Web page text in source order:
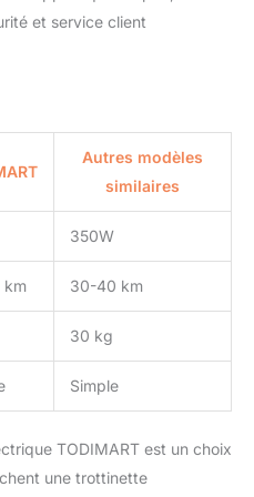
électriques X1
équipé de phares, de
afin d'assurer
sécurité sur la
10 Pouces】
haute qualité, il est
à l'usure et aux
et convient
conditions
La sculpture de
de roulement
spécialement conçue
offrir une excellente
mouillées. Ses
propriétés
et service client
Autres modèles
similaires
350W
km 30-40 km
30 kg
Simple
TODIMART est un choix
une trottinette